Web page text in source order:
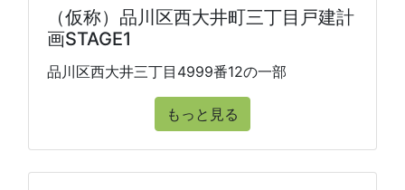
（仮称）品川区西大井町三丁目戸建計
画STAGE1
品川区西大井三丁目4999番12の一部
もっと見る